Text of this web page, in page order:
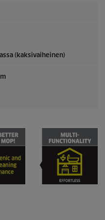
(kaksivaiheinen)